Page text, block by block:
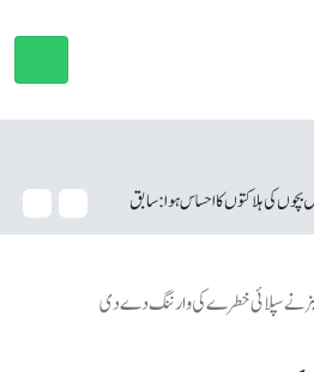
فوج چھوڑنے کے بعد غزہ میں بچوں کی ہلاکتوں کا احساس ہوا: سابق اسرائیلی فوجی
نے سپلائی خطرے کی وارننگ دے دی